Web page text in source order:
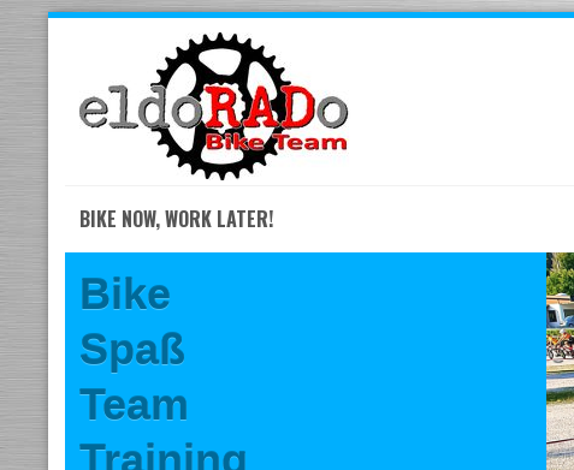
content
BIKE NOW, WORK LATER!
Bike
Spaß
Team
Training